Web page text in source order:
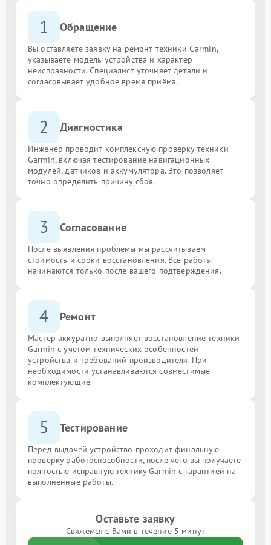
1 Обращение
Вы оставляете заявку на ремонт техники Garmin,
указываете модель устройства и характер
неисправности. Специалист уточняет детали и
согласовывает удобное время приёма.
2 Диагностика
Инженер проводит комплексную проверку техники
Garmin, включая тестирование навигационных
модулей, датчиков и аккумулятора. Это позволяет
точно определить причину сбоя.
3 Согласование
После выявления проблемы мы рассчитываем
стоимость и сроки восстановления. Все работы
начинаются только после вашего подтверждения.
4 Ремонт
Мастер аккуратно выполняет восстановление техники
Garmin с учётом технических особенностей
устройства и требований производителя. При
необходимости устанавливаются совместимые
комплектующие.
5 Тестирование
Перед выдачей устройство проходит финальную
проверку работоспособности, после чего вы получаете
полностью исправную технику Garmin с гарантией на
выполненные работы.
Оставьте заявку
Свяжемся с Вами в течение 5 минут